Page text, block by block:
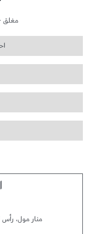
مغلق
منار مول، رأس